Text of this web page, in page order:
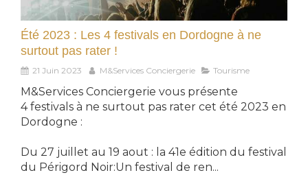
Été 2023 : Les 4 festivals en Dordogne à ne
surtout pas rater !
21 Juin 2023 M&Services Conciergerie Tourisme
M&Services Conciergerie vous présente
4 festivals à ne surtout pas rater cet été 2023 en
Dordogne :
Du 27 juillet au 19 aout : la 41e édition du festival
du Périgord Noir:Un festival de ren...